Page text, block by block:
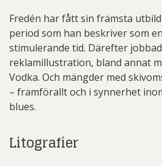
Fredén har fått sin främsta
period som han beskriver som
stimulerande tid. Därefter
reklamillustration, bland annat
Vodka. Och mängder med
– framförallt och i synnerhet
blues.
Litografier